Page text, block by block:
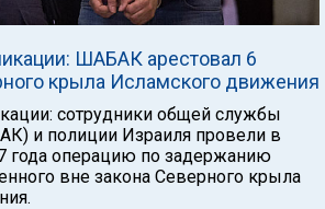
ШАБАК арестовал 6
крыла Исламского движения
сотрудники общей службы
и полиции Израиля провели в
года операцию по задержанию
вне закона Северного крыла